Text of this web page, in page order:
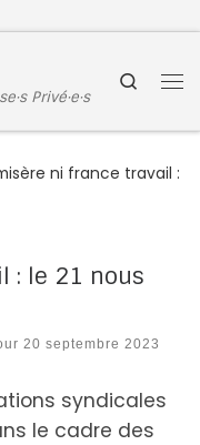
Privé·e·s
Search
ni france travail :
: le 21 nous
20 septembre 2023
syndicales
le cadre des